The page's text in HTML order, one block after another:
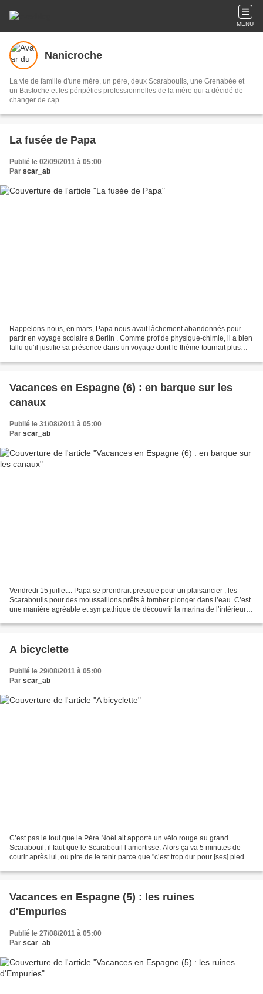
MENU
Nanicroche
La vie de famille d'une mère, un père, deux Scarabouils, une Grenabée et
un Bastoche et les péripéties professionnelles de la mère qui a décidé de
changer de cap.
La fusée de Papa
Publié le 02/09/2011 à 05:00
Par scar_ab
Rappelons-nous, en mars, Papa nous avait lâchement abandonnés pour
partir en voyage scolaire à Berlin . Comme prof de physique-chimie, il a bien
fallu qu’il justifie sa présence dans un voyage dont le thème tournait plus
Vacances en Espagne (6) : en barque sur les
canaux
Publié le 31/08/2011 à 05:00
Par scar_ab
Vendredi 15 juillet... Papa se prendrait presque pour un plaisancier ; les
Scarabouils pour des moussaillons prêts à tomber plonger dans l’eau. C’est
une manière agréable et sympathique de découvrir la marina de l’intérieur.
A bicyclette
Publié le 29/08/2011 à 05:00
Par scar_ab
C’est pas le tout que le Père Noël ait apporté un vélo rouge au grand
Scarabouil, il faut que le Scarabouil l’amortisse. Alors ça va 5 minutes de
courir après lui, ou pire de le tenir parce que "c’est trop dur pour [ses] pieds"
Vacances en Espagne (5) : les ruines
d'Empuries
Publié le 27/08/2011 à 05:00
Par scar_ab